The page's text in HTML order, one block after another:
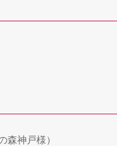
神戸様）